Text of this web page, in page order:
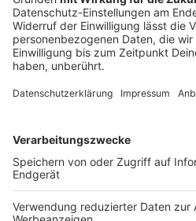
Kunstpark Ost
Mit dem Kunstpark Ost setzte
geltende München Maßstäbe.
Raves und Partys? Das
DEINE GEMERKTEN ARTIKEL
Du hast dir noch keine Artikel